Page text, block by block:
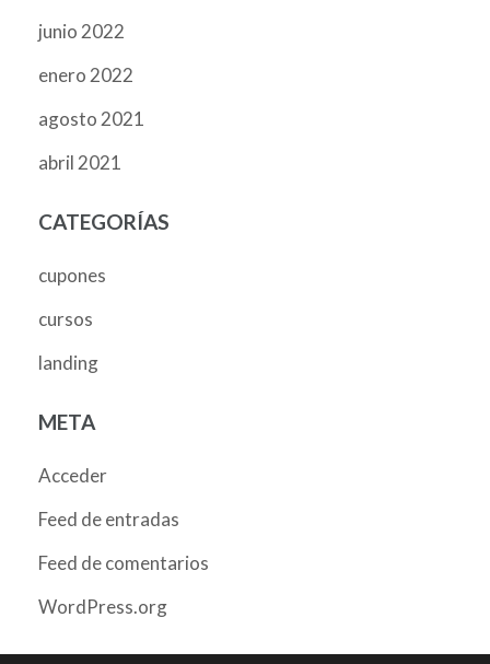
junio 2022
enero 2022
agosto 2021
abril 2021
CATEGORÍAS
cupones
cursos
landing
META
Acceder
Feed de entradas
Feed de comentarios
WordPress.org